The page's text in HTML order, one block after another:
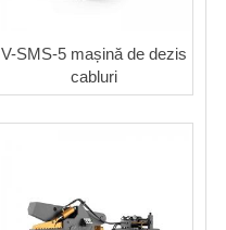
V-SMS-5 mașină de dezis
cabluri